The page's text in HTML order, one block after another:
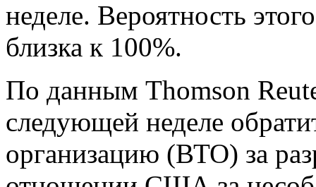
неделе. Вероятность
близка к 100%.
По данным Thomson
следующей неделе
организацию (ВТО) за